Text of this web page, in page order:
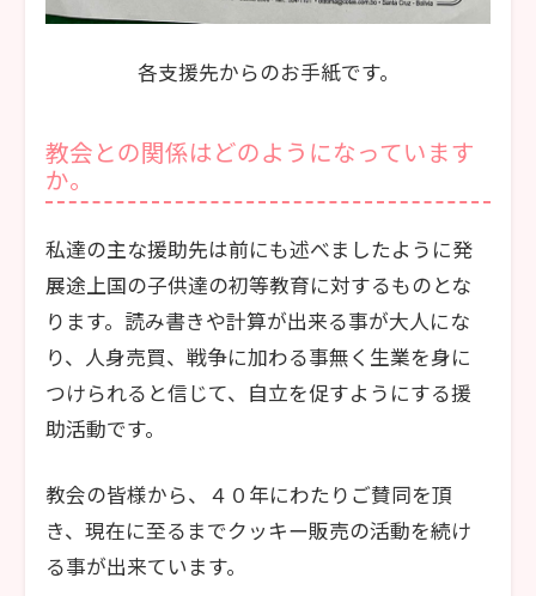
各支援先からのお手紙です。
教会との関係はどのようになっています
か。
私達の主な援助先は前にも述べましたように発
展途上国の子供達の初等教育に対するものとな
ります。読み書きや計算が出来る事が大人にな
り、人身売買、戦争に加わる事無く生業を身に
つけられると信じて、自立を促すようにする援
助活動です。
教会の皆様から、４０年にわたりご賛同を頂
き、現在に至るまでクッキー販売の活動を続け
る事が出来ています。